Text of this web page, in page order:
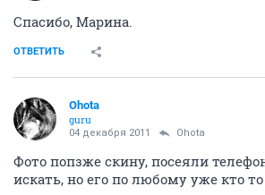
Спасибо, Марина.
ОТВЕТИТЬ
Ohota
guru
04 декабря 2011 Ohota
Фото попзже скину, посеяли
искать, но его по любому уже кто